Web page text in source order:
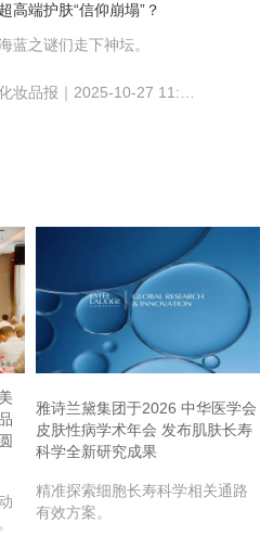
超高端护肤“信仰崩塌”？
蓝之谜们走下神坛。
雅诗兰黛集团于2026 中华医学会
皮肤性病学术年会 发布肌肤长寿
科学全新研究成果
精准探索细胞长寿科学相关通路
有效方案。